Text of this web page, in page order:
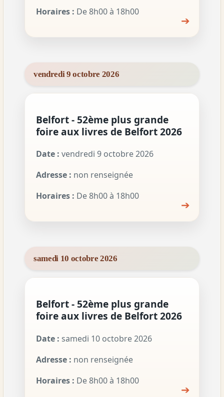
Horaires : De 8h00 à 18h00
➔
vendredi 9 octobre 2026
Belfort - 52ème plus grande
foire aux livres de Belfort 2026
Date : vendredi 9 octobre 2026
Adresse : non renseignée
Horaires : De 8h00 à 18h00
➔
samedi 10 octobre 2026
Belfort - 52ème plus grande
foire aux livres de Belfort 2026
Date : samedi 10 octobre 2026
Adresse : non renseignée
Horaires : De 8h00 à 18h00
➔